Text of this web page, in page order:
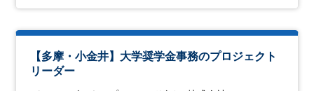
【多摩・小金井】大学奨学金事務のプロジェクト
リーダー